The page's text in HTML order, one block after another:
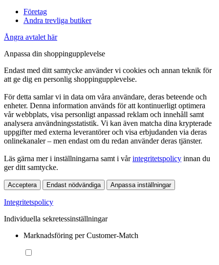
Företag
Andra trevliga butiker
Ångra avtalet här
Anpassa din shoppingupplevelse
Endast med ditt samtycke använder vi cookies och annan teknik för
att ge dig en personlig shoppingupplevelse.
För detta samlar vi in data om våra användare, deras beteende och
enheter. Denna information används för att kontinuerligt optimera
vår webbplats, visa personligt anpassad reklam och innehåll samt
analysera användningsstatistik. Vi kan även matcha dina krypterade
uppgifter med externa leverantörer och visa erbjudanden via deras
onlinekanaler – men endast om du redan använder deras tjänster.
Läs gärna mer i inställningarna samt i vårintegritetspolicy innan du
ger ditt samtycke.
Acceptera Endast nödvändiga Anpassa inställningar
Integritetspolicy
Individuella sekretessinställningar
Marknadsföring per Customer-Match